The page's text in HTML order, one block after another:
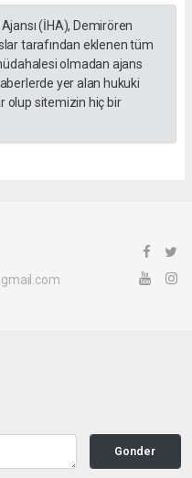
(İHA), Demirören
tarafından eklenen tüm
olmadan ajans
yer alan hukuki
olup sitemizin hiç bir
Gonder